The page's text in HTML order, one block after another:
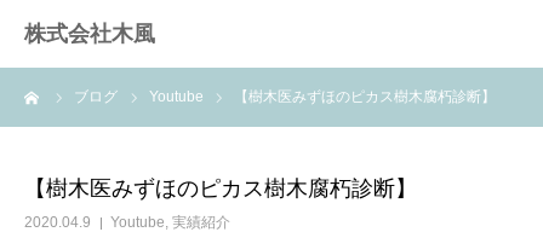
株式会社木風
ブログ Youtube 【樹木医みずほのピカス樹木腐朽診断】
【樹木医みずほのピカス樹木腐朽診断】
2020.04.9 Youtube, 実績紹介
業務案内